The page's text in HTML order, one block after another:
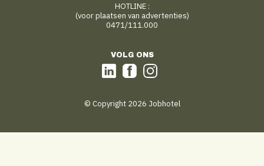
HOTLINE :
(voor plaatsen van advertenties)
0471/111.000
VOLG ONS
© Copyright 2026 Jobhotel